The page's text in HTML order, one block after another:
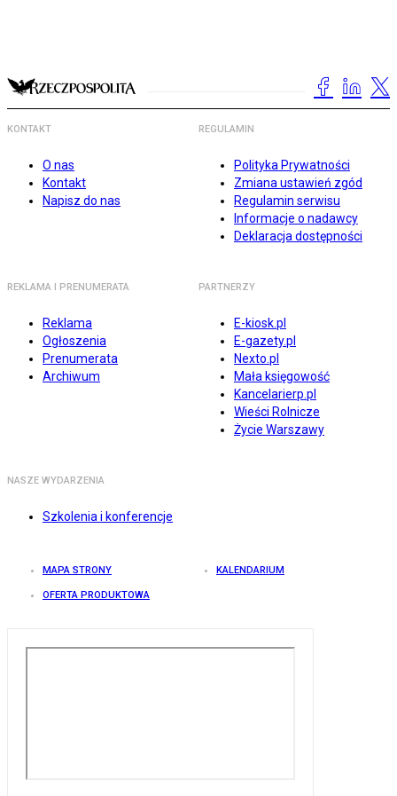
KONTAKT
O nas
Kontakt
Napisz do nas
REGULAMIN
Polityka Prywatności
Zmiana ustawień zgód
Regulamin serwisu
Informacje o nadawcy
Deklaracja dostępności
REKLAMA I PRENUMERATA
Reklama
Ogłoszenia
Prenumerata
Archiwum
PARTNERZY
E-kiosk.pl
E-gazety.pl
Nexto.pl
Mała księgowość
Kancelarierp.pl
Wieści Rolnicze
Życie Warszawy
NASZE WYDARZENIA
Szkolenia i konferencje
MAPA STRONY KALENDARIUM
OFERTA PRODUKTOWA